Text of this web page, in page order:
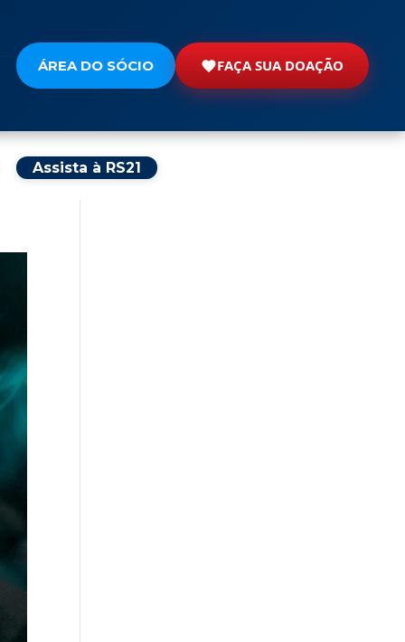
ÁREA DO SÓCIO FAÇA SUA DOAÇÃO
Assista à RS21